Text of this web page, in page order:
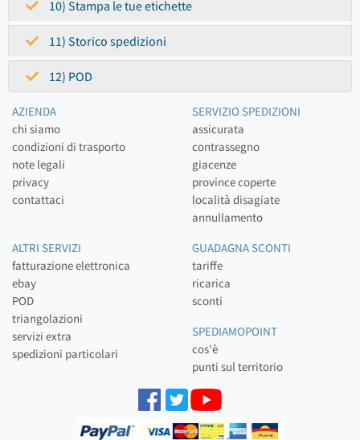
10) Stampa le tue etichette
11) Storico spedizioni
12) POD
AZIENDA
chi siamo
condizioni di trasporto
note legali
privacy
contattaci
SERVIZIO SPEDIZIONI
assicurata
contrassegno
giacenze
province coperte
località disagiate
annullamento
ALTRI SERVIZI
fatturazione elettronica
ebay
POD
triangolazioni
servizi extra
spedizioni particolari
GUADAGNA SCONTI
tariffe
ricarica
sconti
SPEDIAMOPOINT
cos'è
punti sul territorio